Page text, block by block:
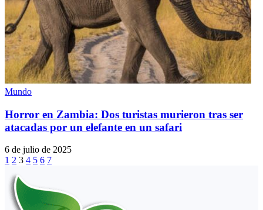
Mundo
Horror en Zambia: Dos turistas murieron tras ser
atacadas por un elefante en un safari
6 de julio de 2025
1 2 3 4 5 6 7